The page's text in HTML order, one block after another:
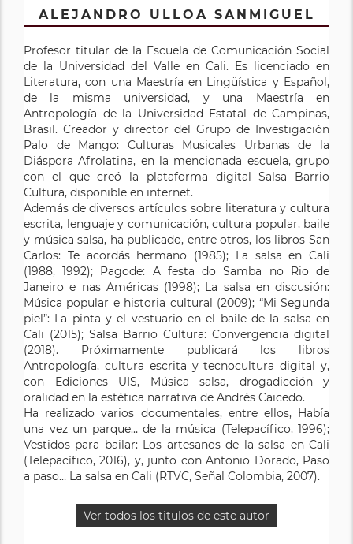
ALEJANDRO ULLOA SANMIGUEL
Profesor titular de la Escuela de Comunicación Social
de la Universidad del Valle en Cali. Es licenciado en
Literatura, con una Maestría en Lingüística y Español,
de la misma universidad, y una Maestría en
Antropología de la Universidad Estatal de Campinas,
Brasil. Creador y director del Grupo de Investigación
Palo de Mango: Culturas Musicales Urbanas de la
Diáspora Afrolatina, en la mencionada escuela, grupo
con el que creó la plataforma digital Salsa Barrio
Cultura, disponible en internet.
Además de diversos artículos sobre literatura y cultura
escrita, lenguaje y comunicación, cultura popular, baile
y música salsa, ha publicado, entre otros, los libros San
Carlos: Te acordás hermano (1985); La salsa en Cali
(1988, 1992); Pagode: A festa do Samba no Rio de
Janeiro e nas Américas (1998); La salsa en discusión:
Música popular e historia cultural (2009); “Mi Segunda
piel”: La pinta y el vestuario en el baile de la salsa en
Cali (2015); Salsa Barrio Cultura: Convergencia digital
(2018). Próximamente publicará los libros
Antropología, cultura escrita y tecnocultura digital y,
con Ediciones UIS, Música salsa, drogadicción y
oralidad en la estética narrativa de Andrés Caicedo.
Ha realizado varios documentales, entre ellos, Había
una vez un parque… de la música (Telepacífico, 1996);
Vestidos para bailar: Los artesanos de la salsa en Cali
(Telepacífico, 2016), y, junto con Antonio Dorado, Paso
a paso… La salsa en Cali (RTVC, Señal Colombia, 2007).
Ver todos los titulos de este autor